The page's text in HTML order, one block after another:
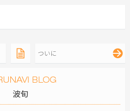
ついに
波旬